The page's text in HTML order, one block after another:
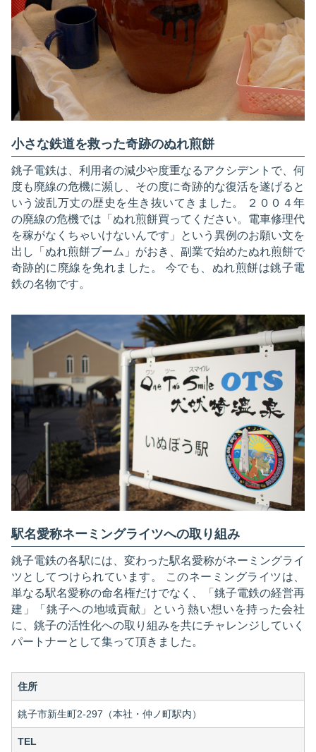
小さな鉄道を救った奇跡のぬれ煎餅
銚子電鉄は、利用者の減少や度重なるアクシデントで、何
度も廃線の危機に瀕し、その度に奇跡的な復活を遂げると
いう波乱万丈の歴史を生き抜いてきました。 ２００４年
の廃線の危機では「ぬれ煎餅買ってください。電車修理代
を稼がなくちゃいけないんです」という異例のお願い文を
出し「ぬれ煎餅ブーム」がおき、副業で始めたぬれ煎餅で
奇跡的に廃線を免れました。 今でも、ぬれ煎餅は銚子電
鉄の名物です。
駅名愛称ネーミングライツへの取り組み
銚子電鉄の各駅には、変わった駅名愛称がネーミングライ
ツとしてつけられています。 このネーミングライツは、
単なる駅名愛称の命名権だけでなく、「銚子電鉄の経営再
建」「銚子への地域貢献」という熱い想いを持った会社
に、銚子の活性化への取り組みを共にチャレンジしていく
パートナーとして集って頂きました。
住所
銚子市新生町2-297（本社・仲ノ町駅内）
TEL